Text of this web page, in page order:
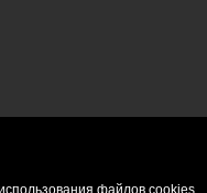
файлов cookies